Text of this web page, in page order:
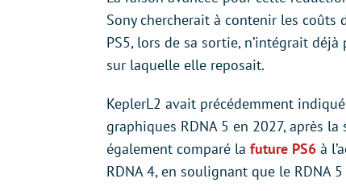
Sony chercherait à contenir les
PS5, lors de sa sortie, n’intégrait
sur laquelle elle reposait.
KeplerL2 avait précédemment
graphiques RDNA 5 en 2027, après
également comparé la future PS6 à
RDNA 4, en soulignant que le RDNA